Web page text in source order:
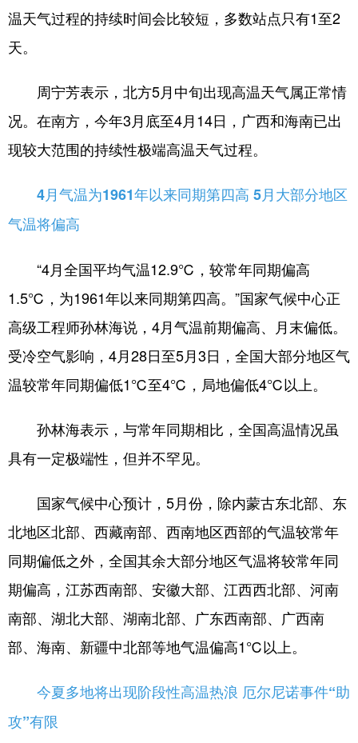
多语种频道
Русский язык 日本語 한국어
Deutsch Português
温天气过程的持续时间会比较短，多数站点只有1至2
天。
周宁芳表示，北方5月中旬出现高温天气属正常情
况。在南方，今年3月底至4月14日，广西和海南已出
现较大范围的持续性极端高温天气过程。
4月气温为1961年以来同期第四高 5月大部分地区
气温将偏高
“4月全国平均气温12.9℃，较常年同期偏高
1.5℃，为1961年以来同期第四高。”国家气候中心正
高级工程师孙林海说，4月气温前期偏高、月末偏低。
受冷空气影响，4月28日至5月3日，全国大部分地区气
温较常年同期偏低1℃至4℃，局地偏低4℃以上。
孙林海表示，与常年同期相比，全国高温情况虽
具有一定极端性，但并不罕见。
国家气候中心预计，5月份，除内蒙古东北部、东
北地区北部、西藏南部、西南地区西部的气温较常年
同期偏低之外，全国其余大部分地区气温将较常年同
期偏高，江苏西南部、安徽大部、江西西北部、河南
南部、湖北大部、湖南北部、广东西南部、广西南
部、海南、新疆中北部等地气温偏高1℃以上。
今夏多地将出现阶段性高温热浪 厄尔尼诺事件“助
攻”有限